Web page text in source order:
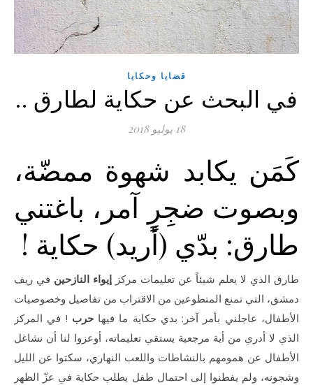
قضايا وحكايا
في البحث عن حكاية لطارق ..
18 يوليو 2018
كَمَن يكابد شهوة ممضّة،
وبصوت ضجِرٍ آمر، باغتني
طارق: بدّي (أريد) حكاية !
طارق الذي لا يعلم شيئاً عن تعليمات مركز إيواء النازحين في ريف
دمشق، التي تمنع المتطوعين من الاقتراب من تفاصيل وخصوصيات
الأطفال، عاجلني بأمر آخر: بدي حكاية ما فيهاحرب ! في المركز
الذي لا أدري من أية مرجعية يستقي تعليماته، أوعزوا لنا أن نشاغل
الأطفال عن همومهم بالنشاطات واللعب النهاري، سكتوا عن الليل
وشجونه، ولم يفطنوا إلى احتمال طفل يطلب حكاية في عزّ الظهر